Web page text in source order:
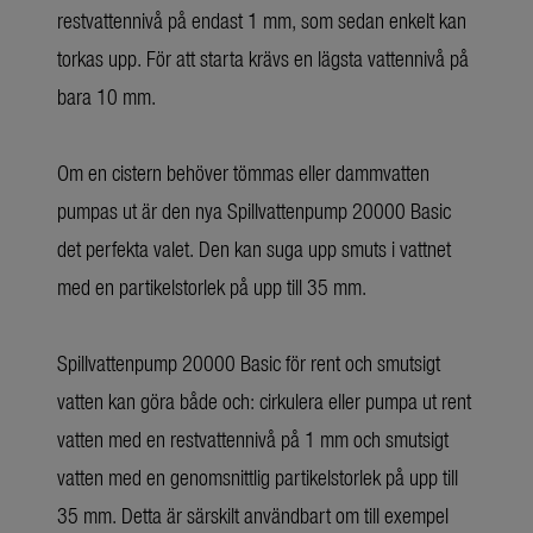
restvattennivå på endast 1 mm, som sedan enkelt kan
torkas upp. För att starta krävs en lägsta vattennivå på
bara 10 mm.
Om en cistern behöver tömmas eller dammvatten
pumpas ut är den nya Spillvattenpump 20000 Basic
det perfekta valet. Den kan suga upp smuts i vattnet
med en partikelstorlek på upp till 35 mm.
Spillvattenpump 20000 Basic för rent och smutsigt
vatten kan göra både och: cirkulera eller pumpa ut rent
vatten med en restvattennivå på 1 mm och smutsigt
vatten med en genomsnittlig partikelstorlek på upp till
35 mm. Detta är särskilt användbart om till exempel